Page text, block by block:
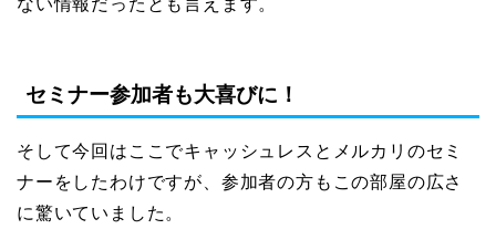
セミナー参加者も大喜びに！
そして今回はここでキャッシュレスとメルカリのセミ
ナーをしたわけですが、参加者の方もこの部屋の広さ
に驚いていました。